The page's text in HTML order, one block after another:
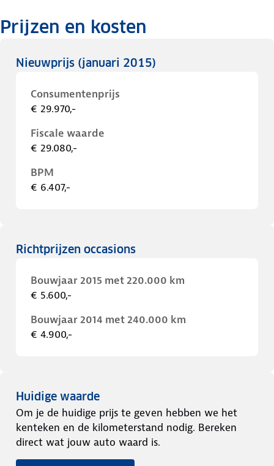
Prijzen en kosten
Nieuwprijs (januari 2015)
Consumentenprijs
€ 29.970,-
Fiscale waarde
€ 29.080,-
BPM
€ 6.407,-
Richtprijzen occasions
Bouwjaar 2015 met 220.000 km
€ 5.600,-
Bouwjaar 2014 met 240.000 km
€ 4.900,-
Huidige waarde
Om je de huidige prijs te geven hebben we het
kenteken en de kilometerstand nodig. Bereken
direct wat jouw auto waard is.